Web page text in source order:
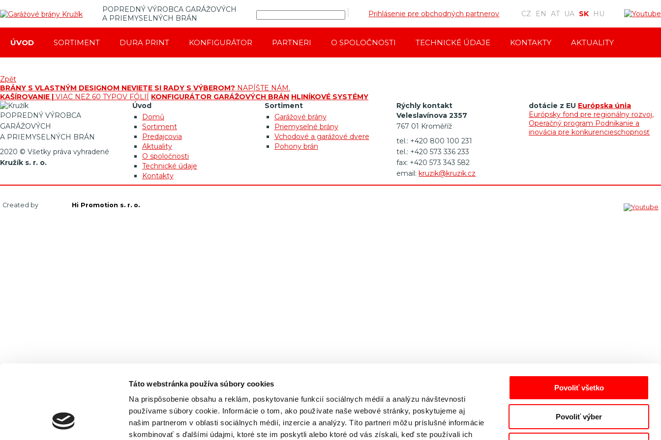
Táto webstránka používa súbory cookies
Na prispôsobenie obsahu a reklám, poskytovanie funkcií sociálnych médií a analýzu návštevnosti
používame súbory cookie. Informácie o tom, ako používate naše webové stránky, poskytujeme aj
našim partnerom v oblasti sociálnych médií, inzercie a analýzy. Títo partneri môžu príslušné informácie
skombinovať s ďalšími údajmi, ktoré ste im poskytli alebo ktoré od vás získali, keď ste používali ich
Povoliť všetko
Povoliť výber
POPREDNÝ VÝROBCA GARÁŽOVÝCH
A PRIEMYSELNÝCH BRÁN
Prihlásenie pre obchodných partnerov CZ EN AT UA SK HU
ÚVOD SORTIMENT DURA PRINT KONFIGURÁTOR PARTNERI O SPOLOČNOSTI TECHNICKÉ ÚDAJE KONTAKTY AKTUALITY
Zpět
BRÁNY S VLASTNÝM DESIGNOM NEVIETE SI RADY S VÝBEROM? NAPÍŠTE NÁM.
KAŠÍROVANIE | VIAC NEŽ 60 TYPOV FÓLIÍ KONFIGURÁTOR GARÁŽOVÝCH BRÁN HLINÍKOVÉ SYSTÉMY
POPREDNÝ VÝROBCA
GARÁŽOVÝCH
A PRIEMYSELNÝCH BRÁN
2020 © Všetky práva vyhradené
Kružík s. r. o.
Úvod
Domů
Sortiment
Predajcovia
Aktuality
O spoločnosti
Technické údaje
Kontakty
Sortiment
Garážové brány
Priemyselné brány
Vchodové a garážové dvere
Pohony brán
Rýchly kontakt
Veleslavínova 2357
767 01 Kroměříž
tel.: +420 800 100 231
tel.: +420 573 336 233
fax: +420 573 343 582
email:kruzik@kruzik.cz
dotácie z EU Európska únia
Európsky fond pre regionálny rozvoj,
Operačný program Podnikanie a
inovácia pre konkurencieschopnosť
Created by Hi Promotion s. r. o.